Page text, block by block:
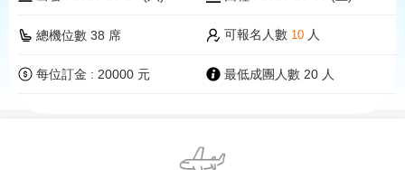
總機位數 38 席 可報名人數 10 人
每位訂金 : 20000 元 最低成團人數 20 人